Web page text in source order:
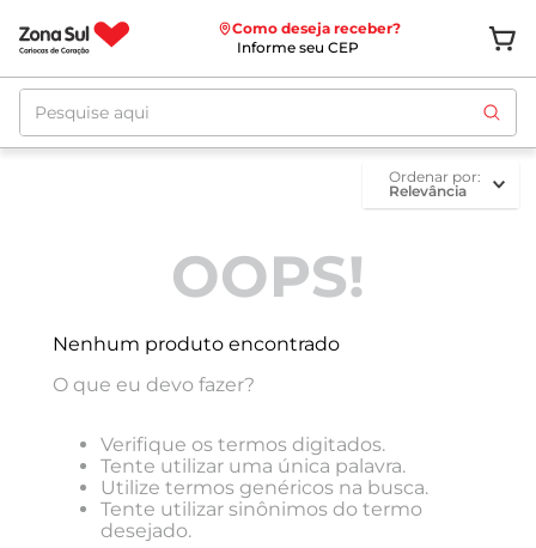
Como deseja receber?
Informe seu CEP
Pesquise aqui
ordenar por
Relevância
OOPS!
Nenhum produto encontrado
O que eu devo fazer?
Verifique os termos digitados.
Tente utilizar uma única palavra.
Utilize termos genéricos na busca.
Tente utilizar sinônimos do termo
desejado.